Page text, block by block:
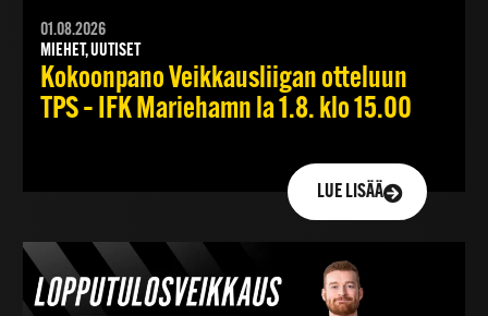
01.08.2026
MIEHET, UUTISET
Kokoonpano Veikkausliigan otteluun
TPS – IFK Mariehamn la 1.8. klo 15.00
LUE LISÄÄ